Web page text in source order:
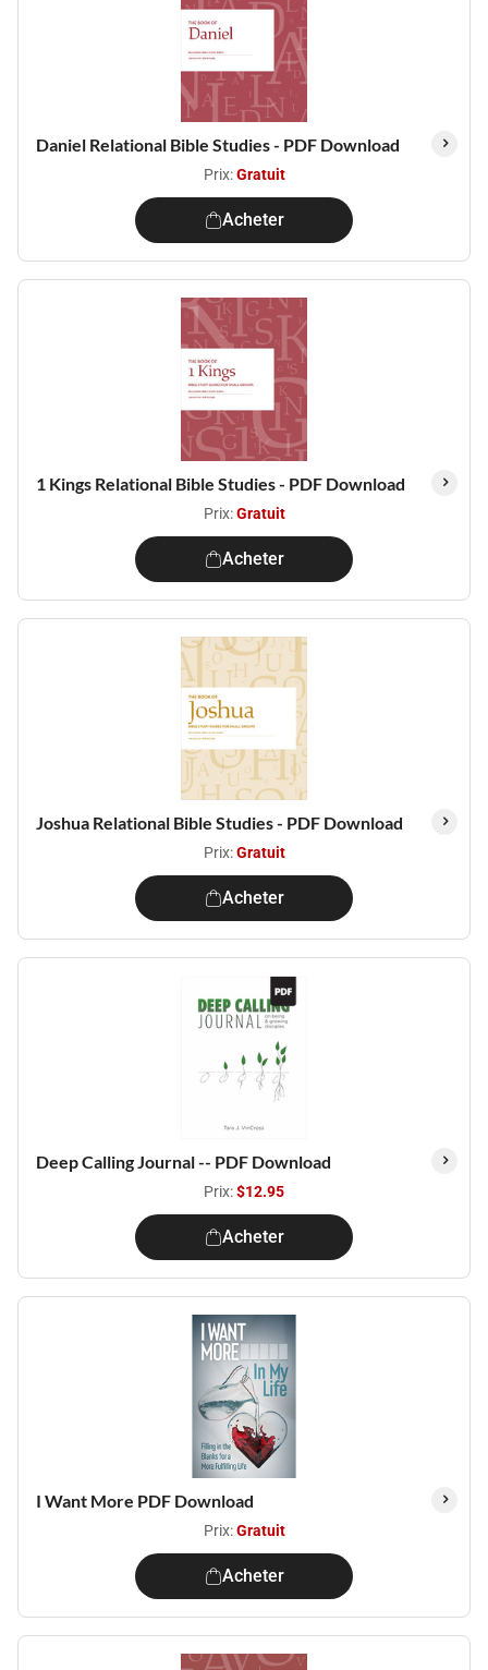
Daniel Relational Bible Studies - PDF Download
Prix:Gratuit
Acheter
1 Kings Relational Bible Studies - PDF Download
Prix:Gratuit
Acheter
Joshua Relational Bible Studies - PDF Download
Prix:Gratuit
Acheter
Deep Calling Journal -- PDF Download
Prix:$12.95
Acheter
I Want More PDF Download
Prix:Gratuit
Acheter